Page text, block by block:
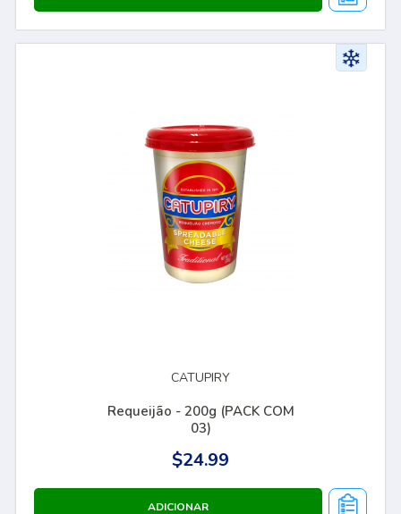
CATUPIRY
Requeijão - 200g (PACK COM
03)
$24.99